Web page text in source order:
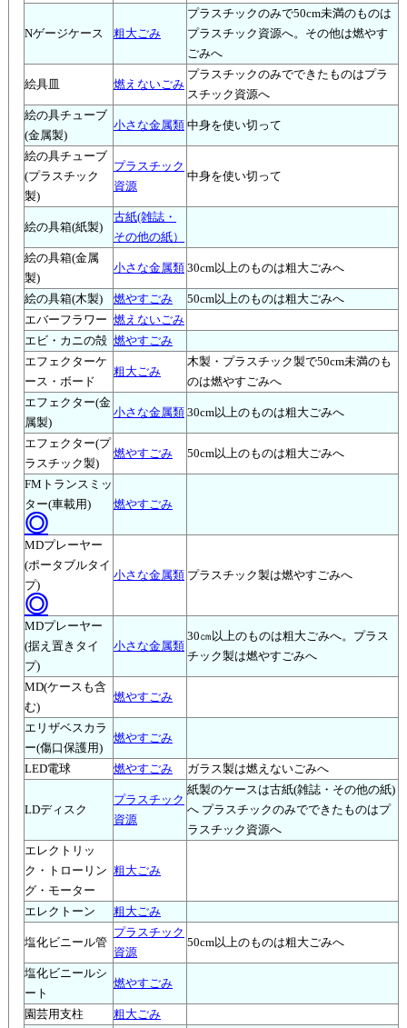
Nゲージケース 粗大ごみ
プラスチックのみで50cm未満のものは
プラスチック資源へ。その他は燃やす
ごみへ
絵具皿 燃えないごみ
プラスチックのみでできたものはプラ
スチック資源へ
絵の具チューブ
(金属製)
小さな金属類 中身を使い切って
絵の具チューブ
(プラスチック
製)
プラスチック
資源
中身を使い切って
絵の具箱(紙製)
古紙(雑誌・
その他の紙）
絵の具箱(金属
製)
小さな金属類 30cm以上のものは粗大ごみへ
絵の具箱(木製) 燃やすごみ
50cm以上のものは粗大ごみへ
エバーフラワー 燃えないごみ
エビ・カニの殻 燃やすごみ
エフェクターケ
ース・ボード
粗大ごみ
木製・プラスチック製で50cm未満のも
のは燃やすごみへ
エフェクター(金
属製)
小さな金属類 30cm以上のものは粗大ごみへ
エフェクター(プ
ラスチック製)
燃やすごみ 50cm以上のものは粗大ごみへ
FMトランスミッ
ター(車載用)
◎
燃やすごみ
MDプレーヤー
(ポータブルタイ
プ)
◎
小さな金属類 プラスチック製は燃やすごみへ
MDプレーヤー
(据え置きタイ
プ)
小さな金属類
30㎝以上のものは粗大ごみへ。プラス
チック製は燃やすごみへ
MD(ケースも含
む)
燃やすごみ
エリザベスカラ
ー(傷口保護用)
燃やすごみ
LED電球 燃やすごみ ガラス製は燃えないごみへ
LDディスク
プラスチック
資源
紙製のケースは古紙(雑誌・その他の紙)
へ プラスチックのみでできたものはプ
ラスチック資源へ
エレクトリッ
ク・トローリン
グ・モーター
粗大ごみ
エレクトーン 粗大ごみ
塩化ビニール管
プラスチック
資源
50cm以上のものは粗大ごみへ
塩化ビニールシ
ート
燃やすごみ
園芸用支柱
粗大ごみ